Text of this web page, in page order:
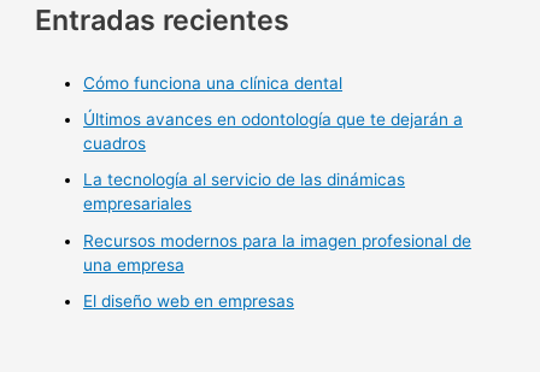
Entradas recientes
Cómo funciona una clínica dental
Últimos avances en odontología que te dejarán a
cuadros
La tecnología al servicio de las dinámicas
empresariales
Recursos modernos para la imagen profesional de
una empresa
El diseño web en empresas